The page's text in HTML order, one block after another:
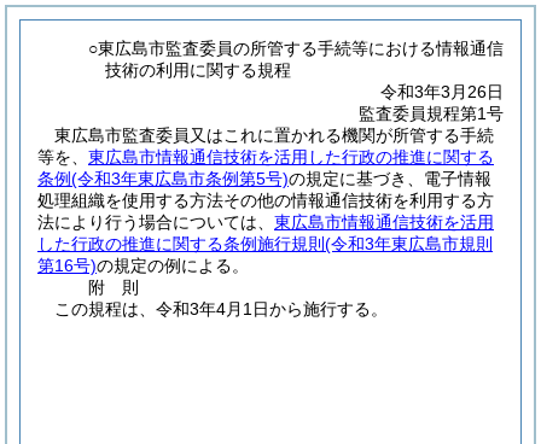
○東広島市監査委員の所管する手続等における情報通信
技術の利用に関する規程
令和3年3月26日
監査委員規程第1号
東広島市監査委員又はこれに置かれる機関が所管する手続
等を、 東広島市情報通信技術を活用した行政の推進に関する
条例(令和3年東広島市条例第5号)の規定に基づき、電子情報
処理組織を使用する方法その他の情報通信技術を利用する方
法により行う場合については、 東広島市情報通信技術を活用
した行政の推進に関する条例施行規則 (令和3年東広島市規則
第16号)の規定の例による。
附 則
この規程は、令和3年4月1日から施行する。